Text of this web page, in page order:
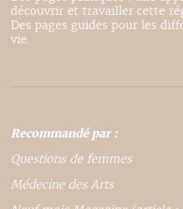
découvrir et travailler cette
Des pages guides pour les
vie.
Recommandé par :
Questions de femmes
Médecine des Arts